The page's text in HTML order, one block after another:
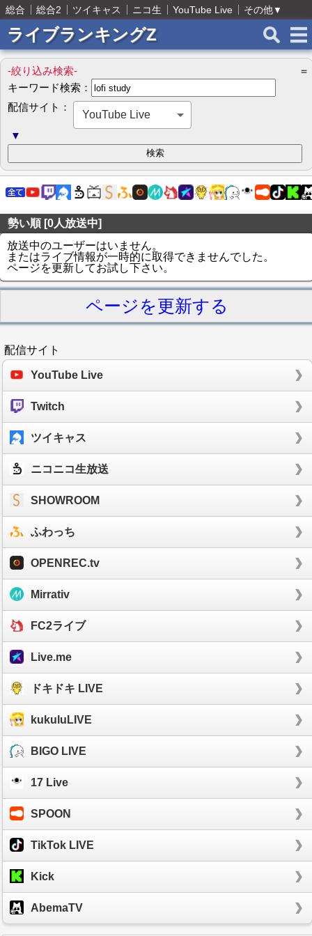
総合 総合2 ツイキャス ニコ生 YouTube Live その他▼
ライブランキングZ
-絞り込み検索-
＝
キーワード検索：
配信サイト：
YouTube Live
▼
勢い順 [0人放送中]
放送中のユーザーはいません。
またはライブ情報が一時的に取得できませんでした。
ページを更新してお試し下さい。
ページを更新する
配信サイト
YouTube Live
Twitch
ツイキャス
ニコニコ生放送
SHOWROOM
ふわっち
OPENREC.tv
Mirrativ
FC2ライブ
Live.me
ドキドキ LIVE
kukuluLIVE
BIGO LIVE
17 Live
SPOON
TikTok LIVE
Kick
AbemaTV